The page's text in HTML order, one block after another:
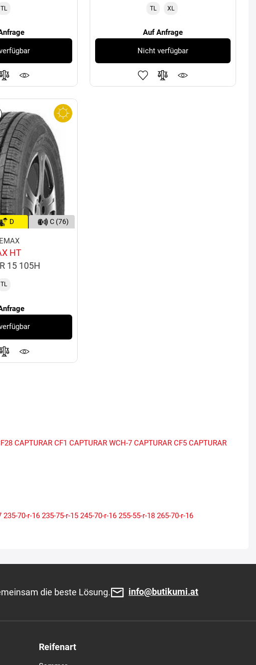
TL TL XL
Auf Anfrage
Nicht verfügbar
D C (76)
HT
15 105H
TL
CAPTURAR CF1 CAPTURAR WCH-7 CAPTURAR CF5 CAPTURAR
235-70-r-16 235-75-r-15 245-70-r-16 255-55-r-18 265-70-r-16
die beste Lösung. info@butikumi.at
Reifenart